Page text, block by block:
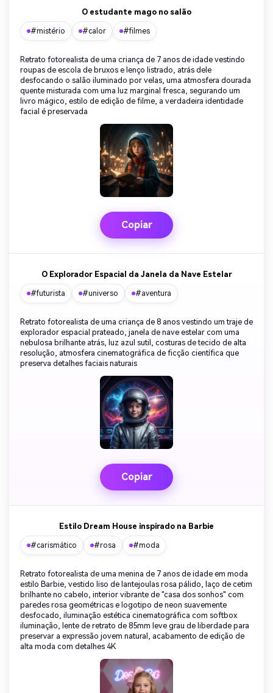
O estudante mago no salão
#mistério #calor #filmes
Retrato fotorealista de uma criança de 7 anos de idade vestindo
roupas de escola de bruxos e lenço listrado, atrás dele
desfocando o salão iluminado por velas, uma atmosfera dourada
quente misturada com uma luz marginal fresca, segurando um
livro mágico, estilo de edição de filme, a verdadeira identidade
facial é preservada
Copiar
O Explorador Espacial da Janela da Nave Estelar
#futurista #universo #aventura
Retrato fotorealista de uma criança de 8 anos vestindo um traje de
explorador espacial prateado, janela de nave estelar com uma
nebulosa brilhante atrás, luz azul sutil, costuras de tecido de alta
resolução, atmosfera cinematográfica de ficção científica que
preserva detalhes faciais naturais
Copiar
Estilo Dream House inspirado na Barbie
#carismático #rosa #moda
Retrato fotorealista de uma menina de 7 anos de idade em moda
estilo Barbie, vestido liso de lantejoulas rosa pálido, laço de cetim
brilhante no cabelo, interior vibrante de "casa dos sonhos" com
paredes rosa geométricas e logotipo de neon suavemente
desfocado, iluminação estética cinematográfica com softbox
iluminação, lente de retrato de 85mm leve grau de liberdade para
preservar a expressão jovem natural, acabamento de edição de
alta moda com detalhes 4K